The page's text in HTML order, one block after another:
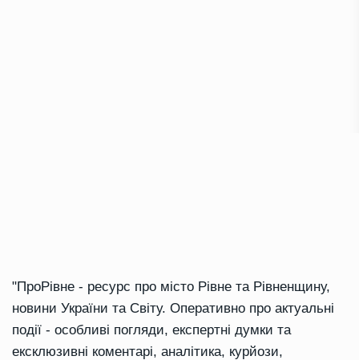
"ПроРівне - ресурс про місто Рівне та Рівненщину,
новини України та Світу. Оперативно про актуальні
події - особливі погляди, експертні думки та
ексклюзивні коментарі, аналітика, курйози,